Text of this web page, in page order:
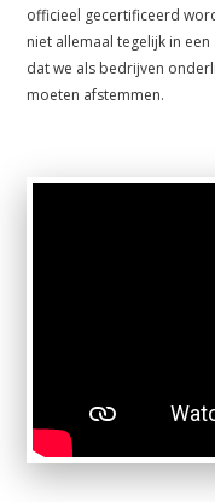
officieel gecertificeerd
niet allemaal tegelijk in
dat we als bedrijven
moeten afstemmen.